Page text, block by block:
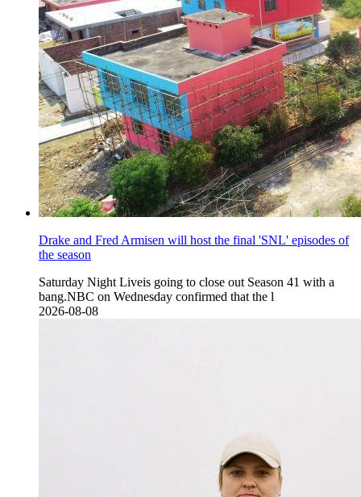
Drake and Fred Armisen will host the final 'SNL' episodes of
the season
Saturday Night Liveis going to close out Season 41 with a
bang.NBC on Wednesday confirmed that the l
2026-08-08